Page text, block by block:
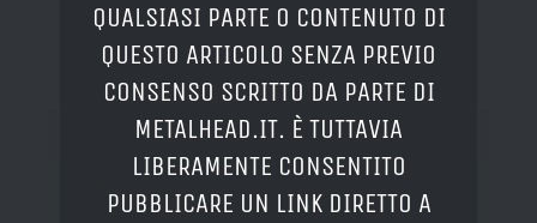
QUALSIASI PARTE O CONTENUTO DI
QUESTO ARTICOLO SENZA PREVIO
CONSENSO SCRITTO DA PARTE DI
METALHEAD.IT. È TUTTAVIA
LIBERAMENTE CONSENTITO
PUBBLICARE UN LINK DIRETTO A